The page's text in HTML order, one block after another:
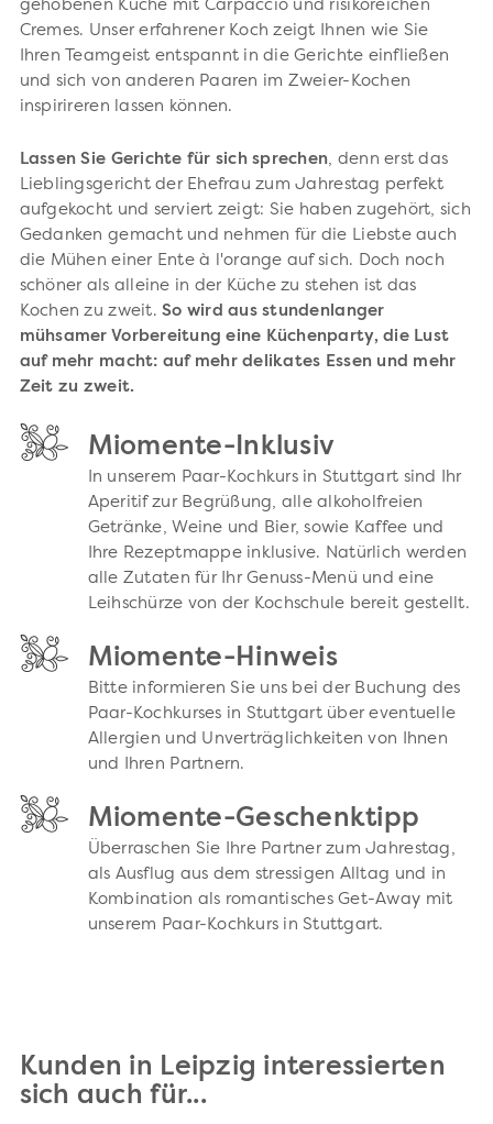
gehobenen Küche mit Carpaccio und risikoreichen
Cremes. Unser erfahrener Koch zeigt Ihnen wie Sie
Ihren Teamgeist entspannt in die Gerichte einfließen
und sich von anderen Paaren im Zweier-Kochen
inspirireren lassen können.
Lassen Sie Gerichte für sich sprechen, denn erst das
Lieblingsgericht der Ehefrau zum Jahrestag perfekt
aufgekocht und serviert zeigt: Sie haben zugehört, sich
Gedanken gemacht und nehmen für die Liebste auch
die Mühen einer Ente à l'orange auf sich. Doch noch
schöner als alleine in der Küche zu stehen ist das
Kochen zu zweit.So wird aus stundenlanger
mühsamer Vorbereitung eine Küchenparty, die Lust
auf mehr macht: auf mehr delikates Essen und mehr
Zeit zu zweit.
Miomente-Inklusiv
In unserem Paar-Kochkurs in Stuttgart sind Ihr
Aperitif zur Begrüßung, alle alkoholfreien
Getränke, Weine und Bier, sowie Kaffee und
Ihre Rezeptmappe inklusive. Natürlich werden
alle Zutaten für Ihr Genuss-Menü und eine
Leihschürze von der Kochschule bereit gestellt.
Miomente-Hinweis
Bitte informieren Sie uns bei der Buchung des
Paar-Kochkurses in Stuttgart über eventuelle
Allergien und Unverträglichkeiten von Ihnen
und Ihren Partnern.
Miomente-Geschenktipp
Überraschen Sie Ihre Partner zum Jahrestag,
als Ausflug aus dem stressigen Alltag und in
Kombination als romantisches Get-Away mit
unserem Paar-Kochkurs in Stuttgart.
Kunden in Leipzig interessierten
sich auch für...